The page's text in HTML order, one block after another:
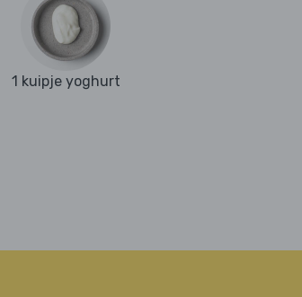
1 kuipje yoghurt